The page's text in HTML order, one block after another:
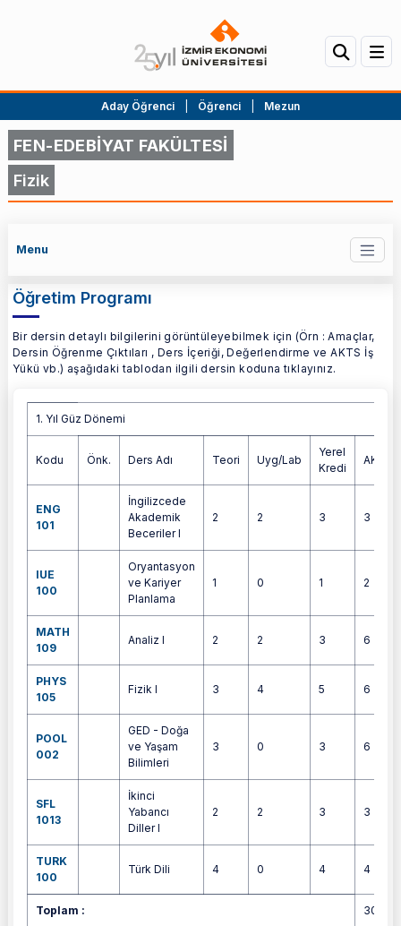
Aday Öğrenci Öğrenci Mezun
FEN-EDEBİYAT FAKÜLTESİ
Fizik
Menu
Öğretim Programı
Bir dersin detaylı bilgilerini görüntüleyebilmek için (Örn : Amaçlar,
Dersin Öğrenme Çıktıları , Ders İçeriği, Değerlendirme ve AKTS İş
Yükü vb.) aşağıdaki tablodan ilgili dersin koduna tıklayınız.
1. Yıl Güz Dönemi
1. Yıl Güz Dönemi
Kodu Önk. Ders Adı Teori Uyg/Lab
Yerel
Kredi
AKTS
ENG
101
İngilizcede
Akademik
Beceriler I
2 2 3 3
IUE
100
Oryantasyon
ve Kariyer
Planlama
1 0 1 2
MATH
109
Analiz I 2 2 3 6
PHYS
105
Fizik I 3 4 5 6
POOL
002
GED - Doğa
ve Yaşam
Bilimleri
3 0 3 6
SFL
1013
İkinci
Yabancı
Diller I
2 2 3 3
TURK
100
Türk Dili 4 0 4 4
Toplam : 30